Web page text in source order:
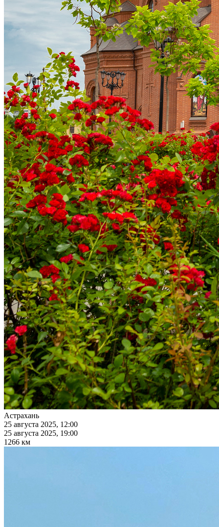
Астрахань
25 августа 2025, 12:00
25 августа 2025, 19:00
1266 км